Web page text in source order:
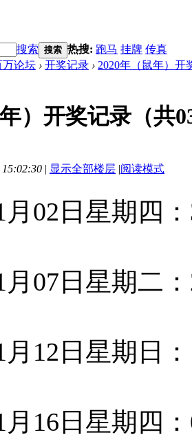
搜索 搜索 热搜: 跑马 挂牌 传真
万论坛 › 开奖记录 › 2020年（鼠年）开
）开奖记录（共
| 显示全部楼层 |阅读模式
月02日星期四
月07日星期二
月12日星期日
月16日星期四